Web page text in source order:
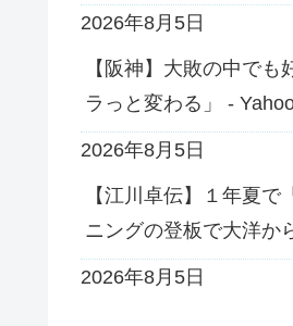
2026年8月5日
【阪神】大敗の中で
ラっと変わる」 -
2026年8月5日
【江川卓伝】１年夏
ニングの登板で大洋か
2026年8月5日